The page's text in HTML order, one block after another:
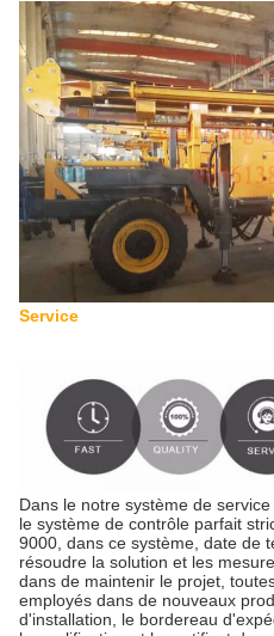
Service
Dans le notre système de
le système de contrôle parfait
9000, dans ce système, date de
résoudre la solution et les
dans de maintenir le projet,
employés dans de nouveaux
d'installation, le bordereau